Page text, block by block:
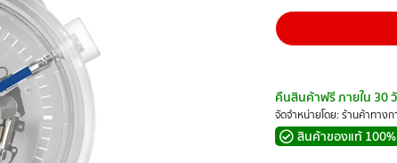
คืนสินค้าฟรี ภายใน 30
จัดจำหน่ายโดย: ร้านค้าทางก
สินค้าของแท้ 100%